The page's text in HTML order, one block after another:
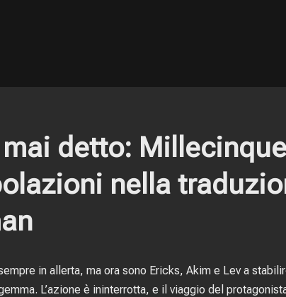
mai detto:
nella
in allerta, ma ora sono Ericks, Akim e Lev a
L’azione è ininterrotta, e il viaggio del